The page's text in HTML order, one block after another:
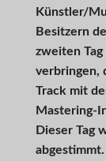
Künstler/
Besitzern
zweiten
verbringen,
Track mit
Mastering-
Dieser Tag